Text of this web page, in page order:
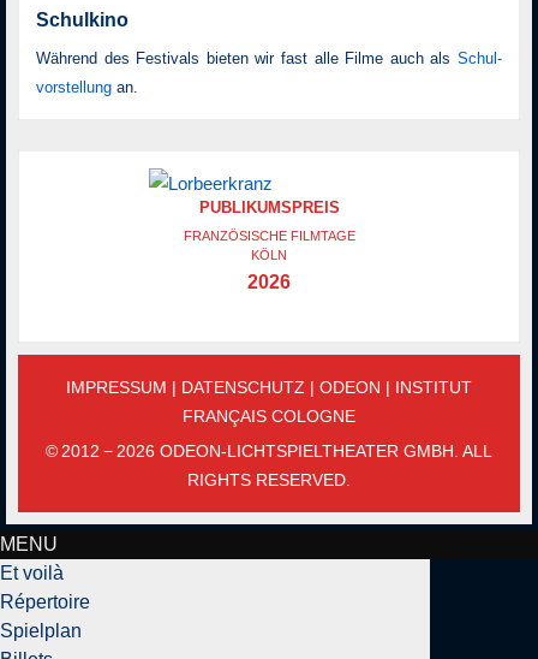
Schulkino
Während des Festivals bieten wir fast alle Filme auch als Schul­
vor­stellung an.
PUBLIKUMSPREIS
FRANZÖSISCHE FILMTAGE
KÖLN
2026
IMPRESSUM | DATENSCHUTZ | ODEON | INSTITUT
FRANÇAIS COLOGNE
© 2012 − 2026 ODEON-LICHTSPIELTHEATER GMBH. ALL
RIGHTS RESERVED.
MENU
Et voilà
Répertoire
Spielplan